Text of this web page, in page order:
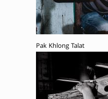
Pak Khlong Talat